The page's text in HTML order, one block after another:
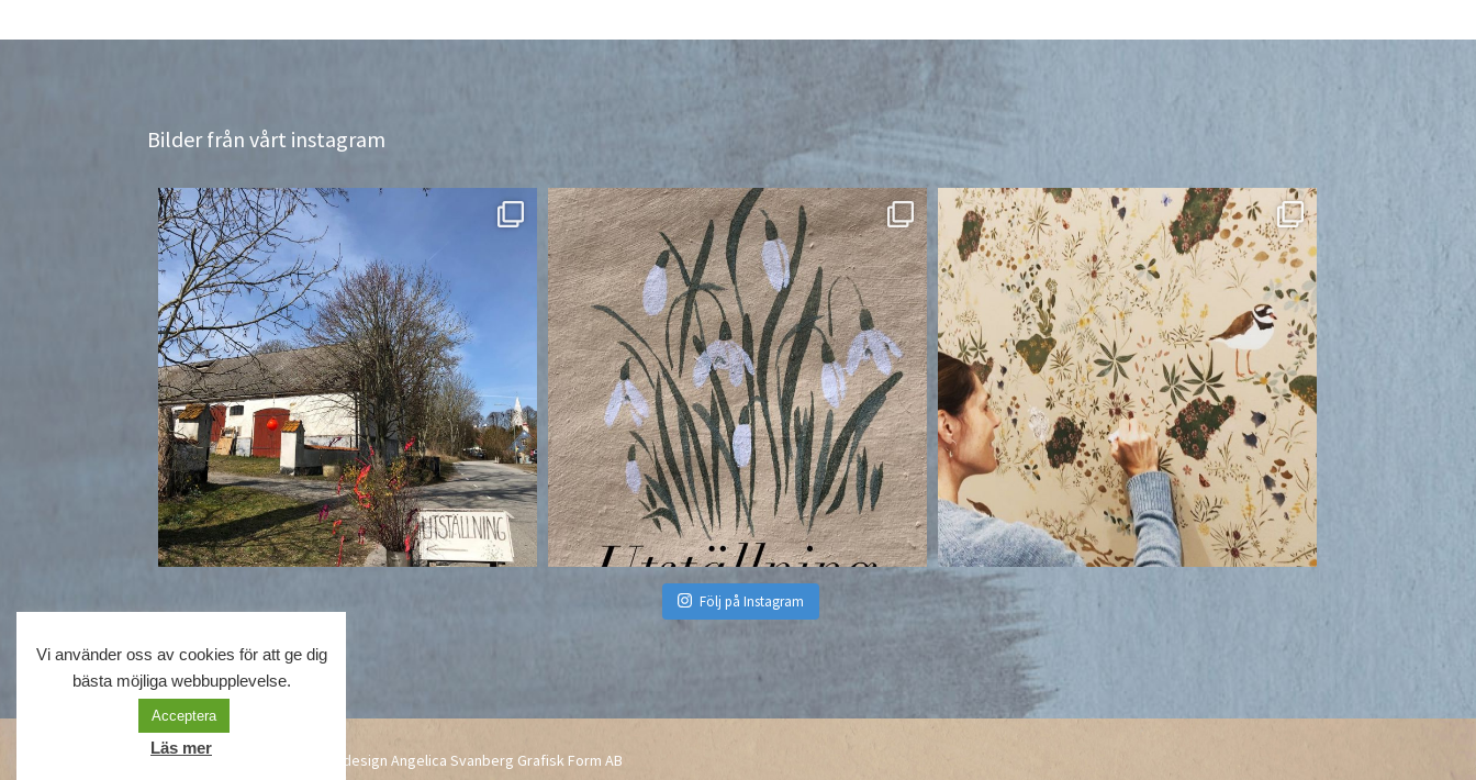
Bilder från vårt instagram
Följ på Instagram
Mångfaldens Mönster – Webbdesign Angelica Svanberg Grafisk Form AB
Vi använder oss av cookies för att ge dig
bästa möjliga webbupplevelse.
Acceptera
Läs mer